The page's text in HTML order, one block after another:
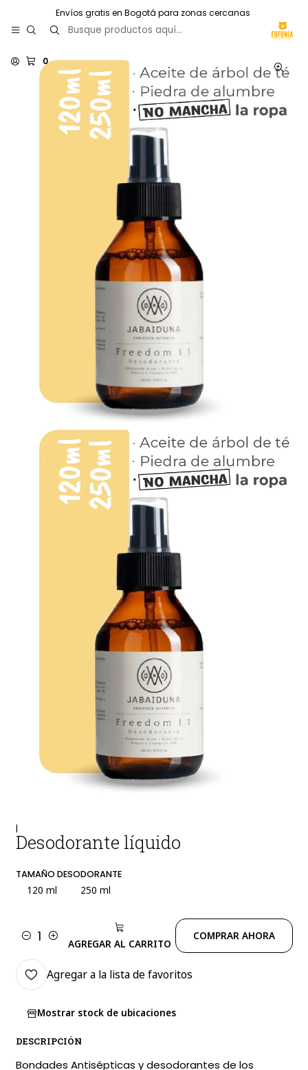
0
Envíos gratis en Bogotá para zonas cercanas
|
Desodorante líquido
TAMAÑO DESODORANTE
120 ml 250 ml
Cantidad AGREGAR AL CARRITO
COMPRAR AHORA
Agregar a la lista de favoritos
Mostrar stock de ubicaciones
DESCRIPCIÓN
Bondades Antisépticas y desodorantes de los